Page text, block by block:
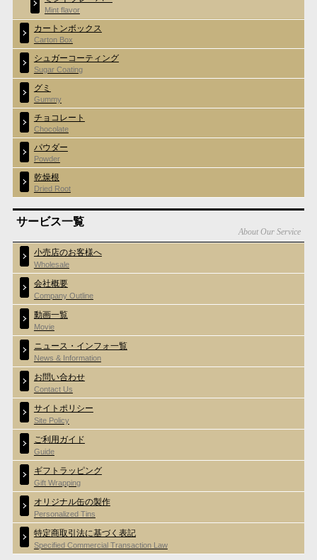
Mint flavor
カートンボックス
Carton Box
シュガーコーティング
Sugar Coating
グミ
Gummy
チョコレート
Chocolate
パウダー
Powder
乾燥根
Dried Root
サービス一覧
About Our Service
小売店のお客様へ
Wholesale
会社概要
Company Outline
動画一覧
Movie
ニュース・インフォ一覧
News & Information
お問い合わせ
Contact Us
サイトポリシー
Site Policy
ご利用ガイド
Guide
ギフトラッピング
Gift Wrapping
オリジナル缶の製作
Personalized Tins
特定商取引法に基づく表記
Specified Commercial Transaction Law